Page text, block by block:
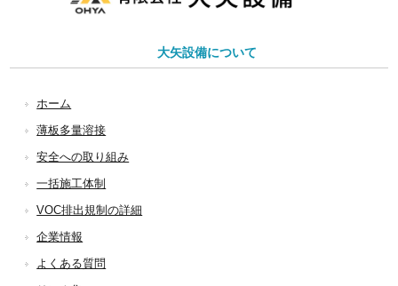
大矢設備について
ホーム
薄板多量溶接
安全への取り組み
一括施工体制
VOC排出規制の詳細
企業情報
よくある質問